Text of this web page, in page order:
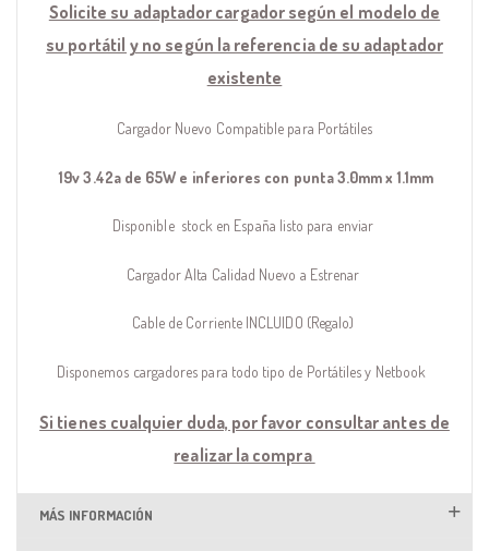
Solicite su adaptador cargador según el modelo de
su portátil y no según la referencia de su adaptador
existente
Cargador Nuevo Compatible para Portátiles
19v 3.42a de 65W e inferiores con punta 3.0mm x 1.1mm
Disponible stock en España listo para enviar
Cargador Alta Calidad Nuevo a Estrenar
Cable de Corriente INCLUIDO (Regalo)
Disponemos cargadores para todo tipo de Portátiles y Netbook
Si tienes cualquier duda, por favor consultar antes de
realizar la compra
MÁS INFORMACIÓN